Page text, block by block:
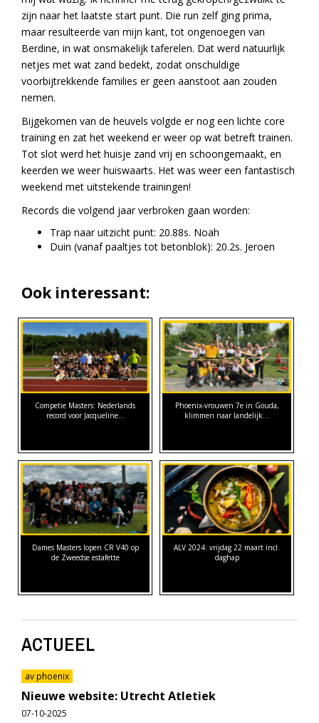
zijn naar het laatste start punt. Die run zelf ging prima,
maar resulteerde van mijn kant, tot ongenoegen van
Berdine, in wat onsmakelijk taferelen. Dat werd natuurlijk
netjes met wat zand bedekt, zodat onschuldige
voorbijtrekkende families er geen aanstoot aan zouden
nemen.
Bijgekomen van de heuvels volgde er nog een lichte core
training en zat het weekend er weer op wat betreft trainen.
Tot slot werd het huisje zand vrij en schoongemaakt, en
keerden we weer huiswaarts. Het was weer een fantastisch
weekend met uitstekende trainingen!
Records die volgend jaar verbroken gaan worden:
Trap naar uitzicht punt: 20.88s. Noah
Duin (vanaf paaltjes tot betonblok): 20.2s. Jeroen
Ook interessant:
Competie Masters: Nederlands
record voor Jacqueline…
Phoenix-vrouwen 7e in Gouda,
klimmen naar landelijk…
Dames Masters lopen CR V40 op
de Zweedse estafette
ALV 2024: vrijdag 22 maart incl.
daghap
ACTUEEL
av phoenix
Nieuwe website: Utrecht Atletiek
07-10-2025